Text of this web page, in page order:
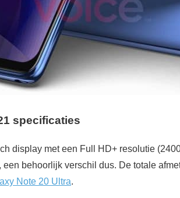
specificaties
display met een Full HD+ resolutie
een behoorlijk verschil dus. De totale
Note 20 Ultra.